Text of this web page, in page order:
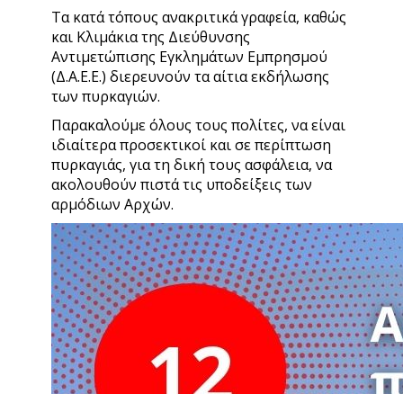
Τα κατά τόπους ανακριτικά γραφεία, καθώς
και Κλιμάκια της Διεύθυνσης
Αντιμετώπισης Εγκλημάτων Εμπρησμού
(Δ.Α.Ε.Ε.) διερευνούν τα αίτια εκδήλωσης
των πυρκαγιών.
Παρακαλούμε όλους τους πολίτες, να είναι
ιδιαίτερα προσεκτικοί και σε περίπτωση
πυρκαγιάς, για τη δική τους ασφάλεια, να
ακολουθούν πιστά τις υποδείξεις των
αρμόδιων Αρχών.